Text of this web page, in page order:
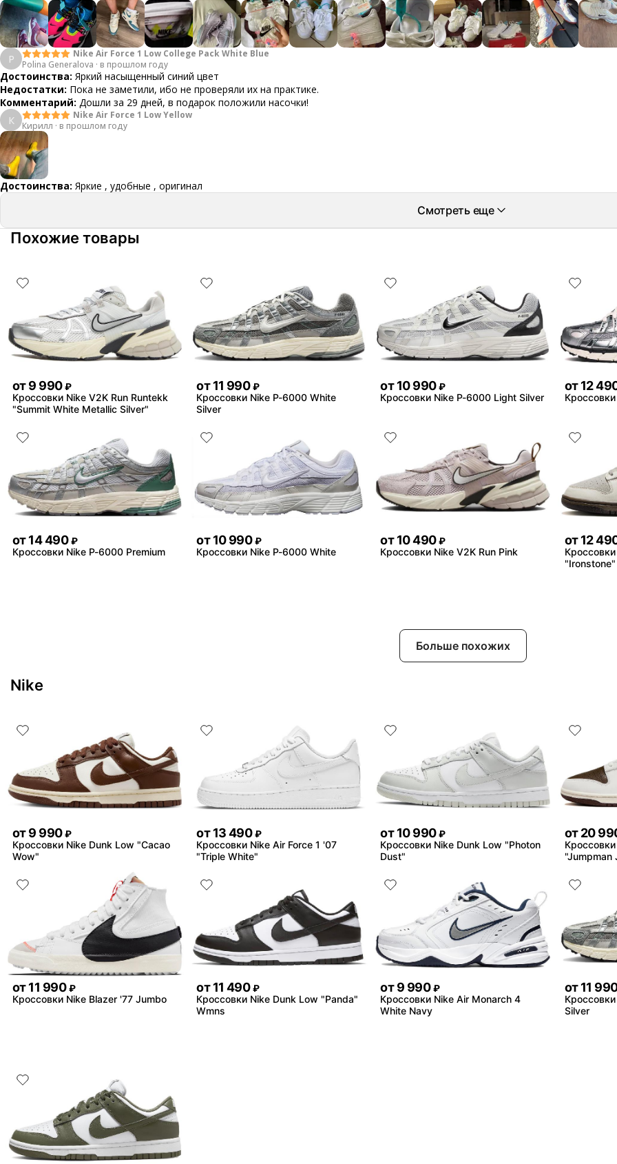
P
Nike Air Force 1 Low College Pack White Blue
Polina Generalova · в прошлом году
Достоинства: Яркий насыщенный синий цвет
Недостатки: Пока не заметили, ибо не проверяли их на практике.
Комментарий: Дошли за 29 дней, в подарок положили насочки!
К
Nike Air Force 1 Low Yellow
Кирилл · в прошлом году
Достоинства: Яркие , удобные , оригинал
Смотреть еще
Похожие товары
от9 990 ₽
Кроссовки Nike V2K Run Runtekk
"Summit White Metallic Silver"
от 11 990 ₽
Кроссовки Nike P-6000 White
Silver
от 10 990 ₽
Кроссовки Nike P-6000 Light Silver
от 12
от14 490 ₽
Кроссовки Nike P-6000 Premium
от 10 990 ₽
Кроссовки Nike P-6000 White
от 10 490 ₽
Кроссовки Nike V2K Run Pink
от 12
"Ironstone"
Больше похожих
Nike
от9 990 ₽
Кроссовки Nike Dunk Low "Cacao
Wow"
от 13 490 ₽
Кроссовки Nike Air Force 1 '07
"Triple White"
от 10 990 ₽
Кроссовки Nike Dunk Low "Photon
Dust"
от 20
"Jumpman
от11 990 ₽
Кроссовки Nike Blazer '77 Jumbo
от 11 490 ₽
Кроссовки Nike Dunk Low "Panda"
Wmns
от 9 990 ₽
Кроссовки Nike Air Monarch 4
White Navy
от 11
Silver